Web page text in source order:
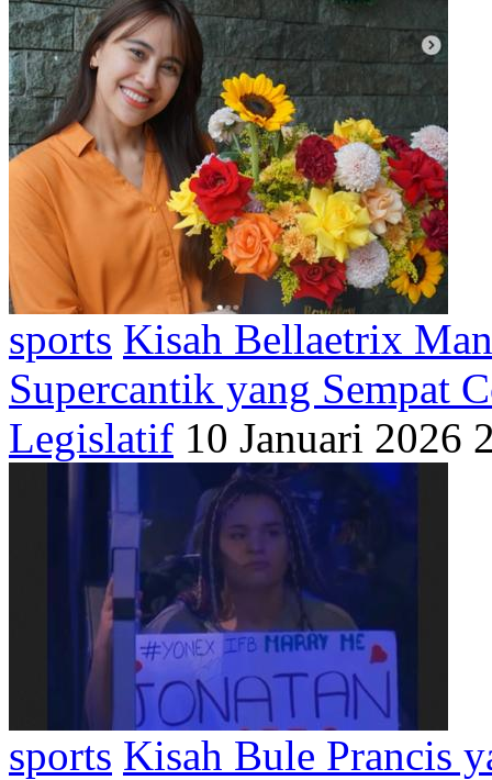
sports Kisah Bellaetrix
Supercantik yang Sempat
Legislatif 10 Januari 2026
sports Kisah Bule Prancis